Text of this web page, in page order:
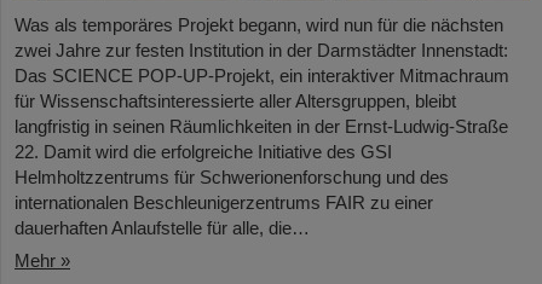
Was als temporäres Projekt begann, wird nun für die nächsten
zwei Jahre zur festen Institution in der Darmstädter Innenstadt:
Das SCIENCE POP-UP-Projekt, ein interaktiver Mitmachraum
für Wissenschaftsinteressierte aller Altersgruppen, bleibt
langfristig in seinen Räumlichkeiten in der Ernst-Ludwig-Straße
22. Damit wird die erfolgreiche Initiative des GSI
Helmholtzzentrums für Schwerionenforschung und des
internationalen Beschleunigerzentrums FAIR zu einer
dauerhaften Anlaufstelle für alle, die…
Mehr »